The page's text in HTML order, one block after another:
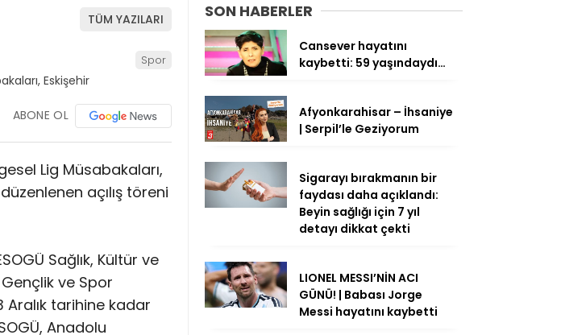
TÜM YAZILARI
Spor
ABONE OL
Lig Müsabakaları,
açılış töreni
Sağlık, Kültür ve
ve Spor
Aralık tarihine kadar
Anadolu
SON HABERLER
Cansever hayatını
kaybetti: 59 yaşındaydı…
Afyonkarahisar – İhsaniye
| Serpil’le Geziyorum
Sigarayı bırakmanın bir
faydası daha açıklandı:
Beyin sağlığı için 7 yıl
detayı dikkat çekti
LIONEL MESSI’NİN ACI
GÜNÜ! | Babası Jorge
Messi hayatını kaybetti